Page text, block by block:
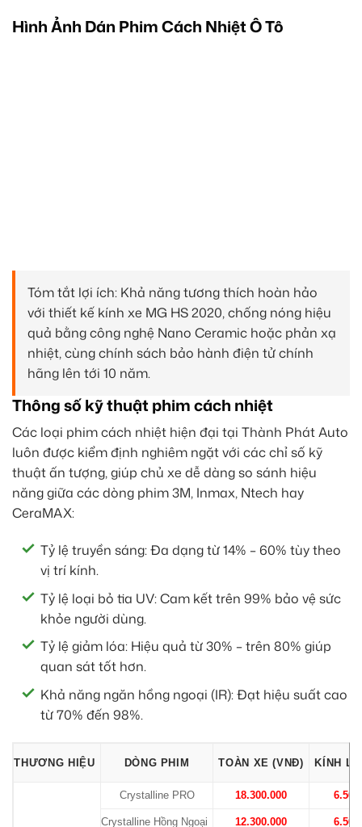
Hình Ảnh Dán Phim Cách Nhiệt Ô Tô
Tóm tắt lợi ích: Khả năng tương thích hoàn hảo
với thiết kế kính xe MG HS 2020, chống nóng hiệu
quả bằng công nghệ Nano Ceramic hoặc phản xạ
nhiệt, cùng chính sách bảo hành điện tử chính
hãng lên tới 10 năm.
Thông số kỹ thuật phim cách nhiệt
Các loại phim cách nhiệt hiện đại tại Thành Phát Auto
luôn được kiểm định nghiêm ngặt với các chỉ số kỹ
thuật ấn tượng, giúp chủ xe dễ dàng so sánh hiệu
năng giữa các dòng phim 3M, Inmax, Ntech hay
CeraMAX:
Tỷ lệ truyền sáng: Đa dạng từ 14% – 60% tùy theo
vị trí kính.
Tỷ lệ loại bỏ tia UV: Cam kết trên 99% bảo vệ sức
khỏe người dùng.
Tỷ lệ giảm lóa: Hiệu quả từ 30% – trên 80% giúp
quan sát tốt hơn.
Khả năng ngăn hồng ngoại (IR): Đạt hiệu suất cao
từ 70% đến 98%.
THƯƠNG HIỆU DÒNG PHIM TOÀN XE (VNĐ) KÍNH
Crystalline PRO 18.300.000
Crystalline Hồng Ngoại 12.300.000